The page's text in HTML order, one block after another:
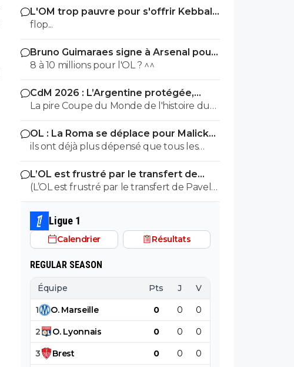
L'OM trop pauvre pour s'offrir Kebbal,
c'est officiel
flop...
Bruno Guimaraes signe à Arsenal pour
90 ME (officiel)
8 à 10 millions pour l'OL ? ^^
CdM 2026 : L’Argentine protégée,
François Letexier a pris cher
La pire Coupe du Monde de l'histoire du
Football.
OL : La Roma se déplace pour Malick
Fofana
ils ont déjà plus dépensé que tous les
clubs de ligue macdo réunis hors quatar..
ils veulent juste profitez au maximum des
clubs qui sont beaucoup plus mal lotis
qu'eux c'est la loi du plus fort tout
simplement..
L’OL est frustré par le transfert de
Pavel Sulc
(L’OL est frustré par le transfert de Pavel
Sulc) ... mais le public aussi commence a
être frustré ... la vente de ces "excellents"
joueurs dont fait partie Pavel Sulc ... pour
récupérer quoi ? qui? À un moment
dans le long terme... et avec , seulement
avec , une équipe régulière ça finira par
payer, mais là pour l'instant, ???
Ligue 1
Calendrier Résultats
REGULAR SEASON
Équipe Pts J V
1 O. Marseille 0 0 0
2 O. Lyonnais 0 0 0
3 Brest 0 0 0